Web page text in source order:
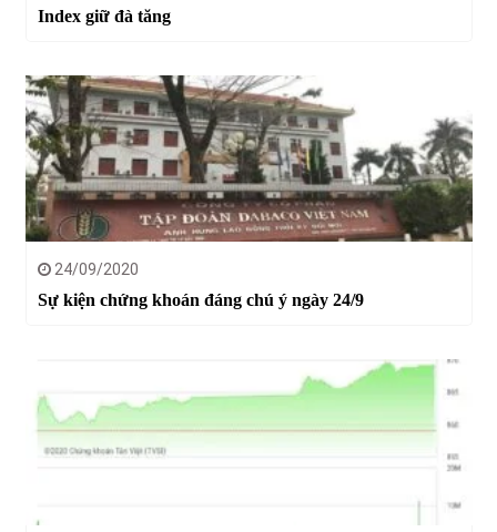
Index giữ đà tăng
24/09/2020
Sự kiện chứng khoán đáng chú ý ngày 24/9